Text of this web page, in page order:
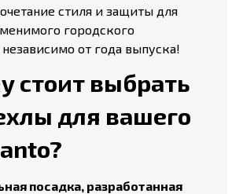
стиля и защиты для
городского
от года выпуска!
стоит выбрать
для вашего
посадка, разработанная